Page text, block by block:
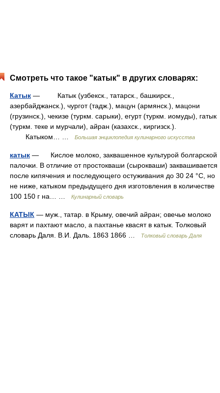
Смотреть что такое "катык" в других словарях:
Катык — Катык (узбекск., татарск., башкирск.,
азербайджанск.), чургот (тадж.), мацун (армянск.), мацони
(грузинск.), чекизе (туркм. сарыки), егурт (туркм. иомуды), гатык
(туркм. теке и мурчали), айран (казахск., киргизск.).
Катыком… …
Большая энциклопедия кулинарного искусства
катык — Кислое молоко, заквашенное культурой болгарской
палочки. В отличие от простокваши (сырокваши) заквашивается
после кипячения и последующего остуживания до 30 24 °C, но
не ниже, катыком предыдущего дня изготовления в количестве
100 150 г на… …
Кулинарный словарь
КАТЫК — муж., татар. в Крыму, овечий айран; овечье молоко
варят и пахтают масло, а пахтанье квасят в катык. Толковый
словарь Даля. В.И. Даль. 1863 1866 …
Толковый словарь Даля